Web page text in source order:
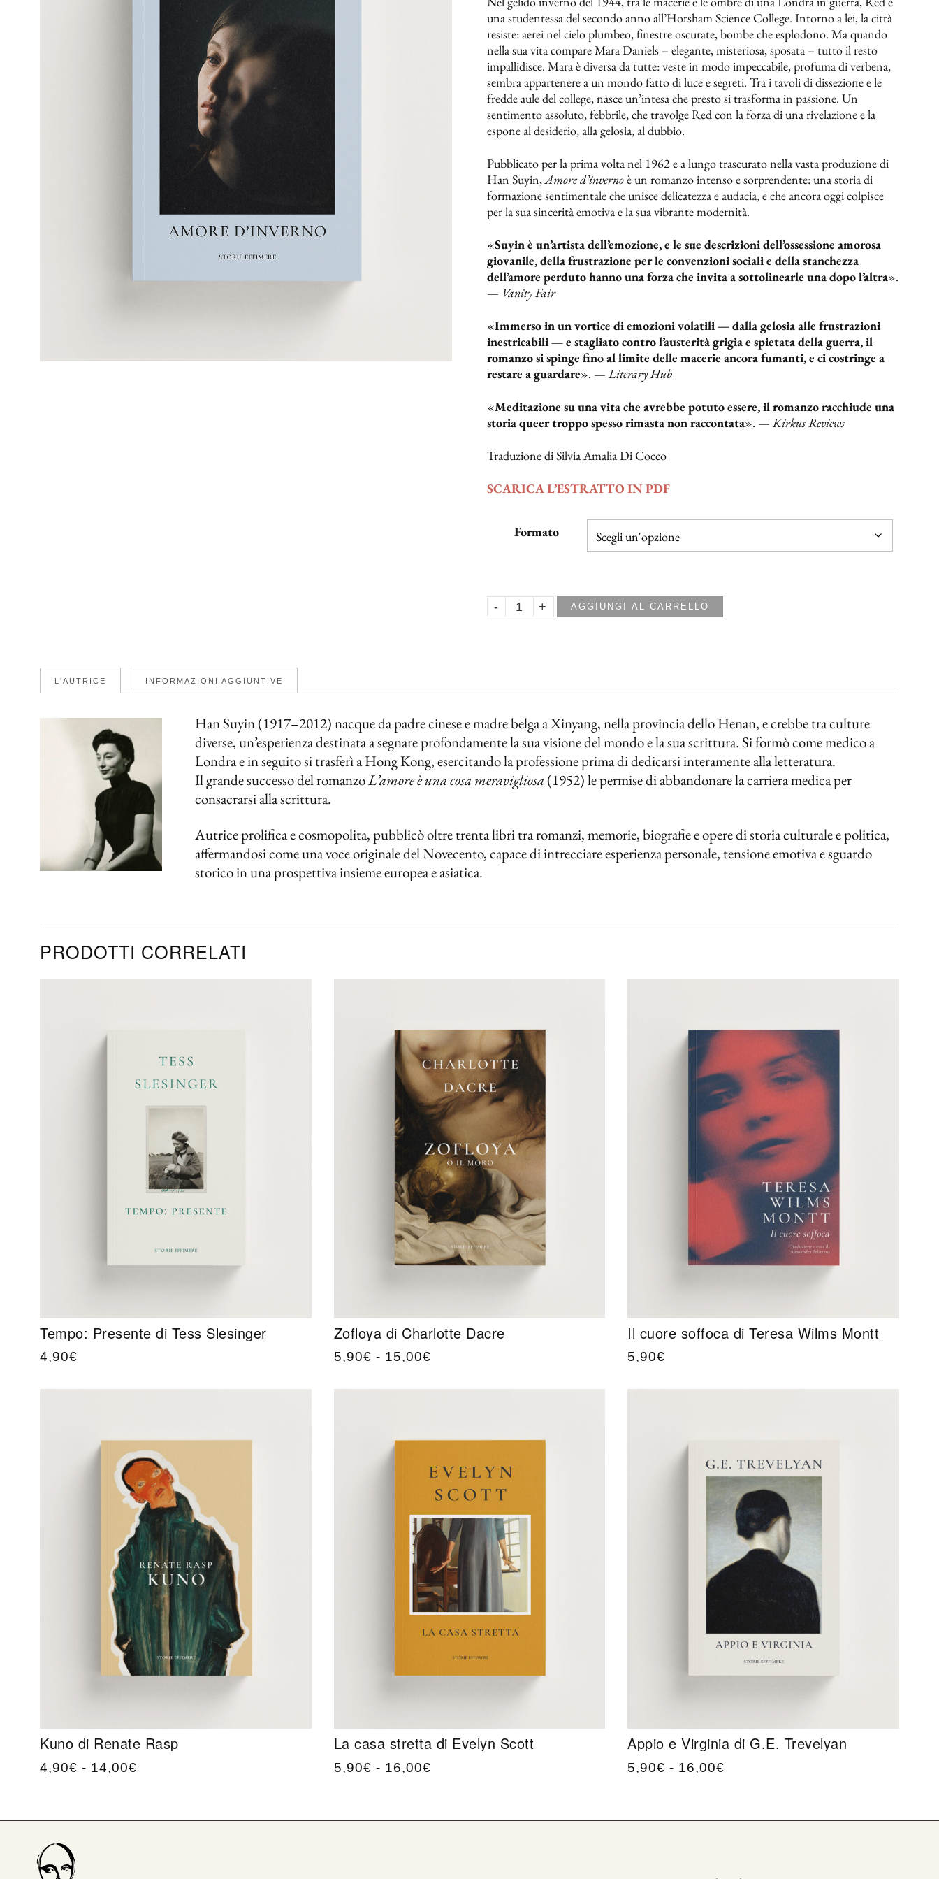
una studentessa del secondo anno all’Horsham Science College. Intorno a lei, la città
resiste: aerei nel cielo plumbeo, finestre oscurate, bombe che esplodono. Ma quando
nella sua vita compare Mara Daniels – elegante, misteriosa, sposata – tutto il resto
impallidisce. Mara è diversa da tutte: veste in modo impeccabile, profuma di verbena,
sembra appartenere a un mondo fatto di luce e segreti. Tra i tavoli di dissezione e le
fredde aule del college, nasce un’intesa che presto si trasforma in passione. Un
sentimento assoluto, febbrile, che travolge Red con la forza di una rivelazione e la
espone al desiderio, alla gelosia, al dubbio.
Pubblicato per la prima volta nel 1962 e a lungo trascurato nella vasta produzione di
Han Suyin,Amore d’invernoè un romanzo intenso e sorprendente: una storia di
formazione sentimentale che unisce delicatezza e audacia, e che ancora oggi colpisce
per la sua sincerità emotiva e la sua vibrante modernità.
«Suyin è un’artista dell’emozione, e le sue descrizioni dell’ossessione amorosa
giovanile, della frustrazione per le convenzioni sociali e della stanchezza
dell’amore perduto hanno una forza che invita a sottolinearle una dopo l’altra».
— Vanity Fair
«Immerso in un vortice di emozioni volatili — dalla gelosia alle frustrazioni
inestricabili — e stagliato contro l’austerità grigia e spietata della guerra, il
romanzo si spinge fino al limite delle macerie ancora fumanti, e ci costringe a
restare a guardare». — Literary Hub
«Meditazione su una vita che avrebbe potuto essere, il romanzo racchiude una
storia queer troppo spesso rimasta non raccontata». — Kirkus Reviews
Traduzione di Silvia Amalia Di Cocco
SCARICA L’ESTRATTO IN PDF
Formato
AGGIUNGI AL CARRELLO
L'AUTRICE INFORMAZIONI AGGIUNTIVE
Han Suyin (1917–2012) nacque da padre cinese e madre belga a Xinyang, nella provincia dello Henan, e crebbe tra culture
diverse, un’esperienza destinata a segnare profondamente la sua visione del mondo e la sua scrittura. Si formò come medico a
Londra e in seguito si trasferì a Hong Kong, esercitando la professione prima di dedicarsi interamente alla letteratura.
Il grande successo del romanzoL’amore è una cosa meravigliosa(1952) le permise di abbandonare la carriera medica per
consacrarsi alla scrittura.
Autrice prolifica e cosmopolita, pubblicò oltre trenta libri tra romanzi, memorie, biografie e opere di storia culturale e politica,
affermandosi come una voce originale del Novecento, capace di intrecciare esperienza personale, tensione emotiva e sguardo
storico in una prospettiva insieme europea e asiatica.
PRODOTTI CORRELATI
Tempo: Presente di Tess Slesinger
4,90€
Zofloya di Charlotte Dacre
5,90€ - 15,00€
Il cuore soffoca di Teresa Wilms Montt
5,90€
Kuno di Renate Rasp
4,90€ - 14,00€
La casa stretta di Evelyn Scott
5,90€ - 16,00€
Appio e Virginia di G.E. Trevelyan
5,90€ - 16,00€